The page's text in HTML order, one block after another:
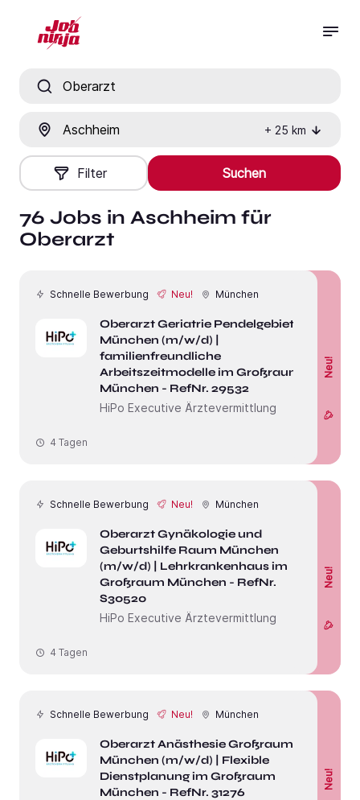
+ 25 km
Filter Suchen
76 Jobs in Aschheim für
Oberarzt
Schnelle Bewerbung Neu! München
Oberarzt Geriatrie Pendelgebiet
München (m/w/d) |
familienfreundliche
Arbeitszeitmodelle im Großraum
München - RefNr. 29532
HiPo Executive Ärztevermittlung
Neu!
4 Tagen
Schnelle Bewerbung Neu! München
Oberarzt Gynäkologie und
Geburtshilfe Raum München
(m/w/d) | Lehrkrankenhaus im
Großraum München - RefNr.
S30520
HiPo Executive Ärztevermittlung
Neu!
4 Tagen
Schnelle Bewerbung Neu! München
Oberarzt Anästhesie Großraum
München (m/w/d) | Flexible
Dienstplanung im Großraum
München - RefNr. 31276
Neu!